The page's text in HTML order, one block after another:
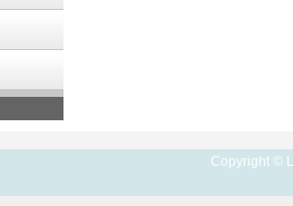
Copyright ©